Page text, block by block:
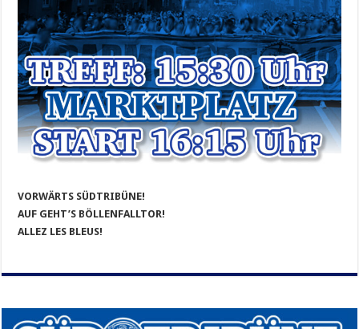
VORWÄRTS SÜDTRIBÜNE!
AUF GEHT’S BÖLLENFALLTOR!
ALLEZ LES BLEUS!